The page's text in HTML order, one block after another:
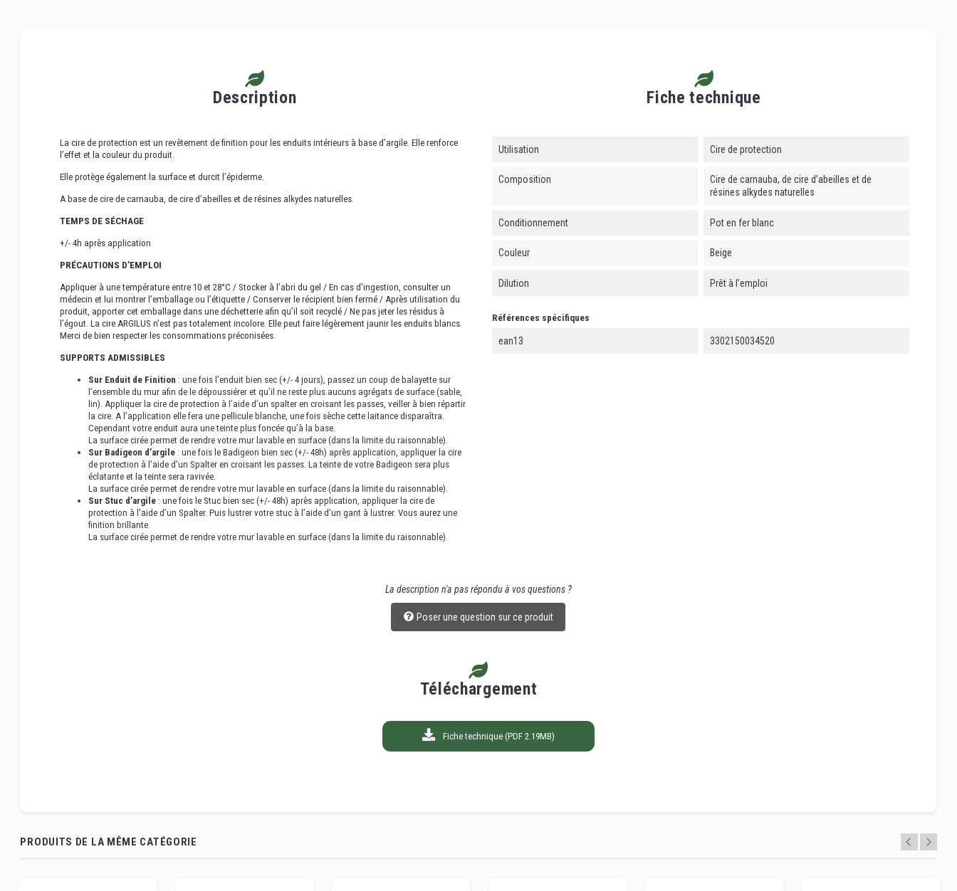
Description
La cire de protection est un revêtement de finition pour les enduits intérieurs à base d’argile. Elle renforce
l’effet et la couleur du produit.
Elle protège également la surface et durcit l’épiderme.
A base de cire de carnauba, de cire d’abeilles et de résines alkydes naturelles.
TEMPS DE SÉCHAGE
+/- 4h après application
PRÉCAUTIONS D’EMPLOI
Appliquer à une température entre 10 et 28°C / Stocker à l’abri du gel / En cas d’ingestion, consulter un
médecin et lui montrer l’emballage ou l’étiquette / Conserver le récipient bien fermé / Après utilisation du
produit, apporter cet emballage dans une déchetterie afin qu’il soit recyclé / Ne pas jeter les résidus à
l’égout. La cire ARGILUS n'est pas totalement incolore. Elle peut faire légèrement jaunir les enduits blancs.
Merci de bien respecter les consommations préconisées.
SUPPORTS ADMISSIBLES
Sur Enduit de Finition : une fois l’enduit bien sec (+/- 4 jours), passez un coup de balayette sur
l’ensemble du mur afin de le dépoussiérer et qu’il ne reste plus aucuns agrégats de surface (sable,
lin). Appliquer la cire de protection à l’aide d’un spalter en croisant les passes, veiller à bien répartir
la cire. A l’application elle fera une pellicule blanche, une fois sèche cette laitance disparaîtra.
Cependant votre enduit aura une teinte plus foncée qu’à la base.
La surface cirée permet de rendre votre mur lavable en surface (dans la limite du raisonnable).
Sur Badigeon d’argile: une fois le Badigeon bien sec (+/- 48h) après application, appliquer la cire
de protection à l’aide d’un Spalter en croisant les passes. La teinte de votre Badigeon sera plus
éclatante et la teinte sera ravivée.
La surface cirée permet de rendre votre mur lavable en surface (dans la limite du raisonnable).
Sur Stuc d’argile: une fois le Stuc bien sec (+/- 48h) après application, appliquer la cire de
protection à l’aide d’un Spalter. Puis lustrer votre stuc à l’aide d’un gant à lustrer. Vous aurez une
finition brillante.
La surface cirée permet de rendre votre mur lavable en surface (dans la limite du raisonnable).
Fiche technique
Utilisation Cire de protection
Composition
Cire de carnauba, de cire d’abeilles et de
résines alkydes naturelles
Conditionnement Pot en fer blanc
Couleur Beige
Dilution Prêt à l’emploi
Références spécifiques
ean13 3302150034520
La description n'a pas répondu à vos questions ?
Poser une question sur ce produit
Téléchargement
Fiche technique (PDF 2.19MB)
PRODUITS DE LA MÊME CATÉGORIE